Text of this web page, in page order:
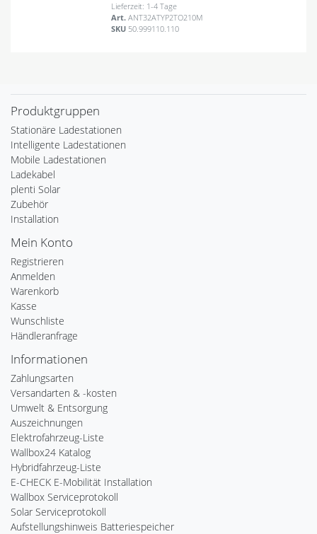
Lieferzeit: 1-4 Tage
Art.ANT32ATYP2TO210M
SKU 50.999110.110
Produktgruppen
Stationäre Ladestationen
Intelligente Ladestationen
Mobile Ladestationen
Ladekabel
plenti Solar
Zubehör
Installation
Mein Konto
Registrieren
Anmelden
Warenkorb
Kasse
Wunschliste
Händleranfrage
Informationen
Zahlungsarten
Versandarten & -kosten
Umwelt & Entsorgung
Auszeichnungen
Elektrofahrzeug-Liste
Wallbox24 Katalog
Hybridfahrzeug-Liste
E-CHECK E-Mobilität Installation
Wallbox Serviceprotokoll
Solar Serviceprotokoll
Aufstellungshinweis Batteriespeicher